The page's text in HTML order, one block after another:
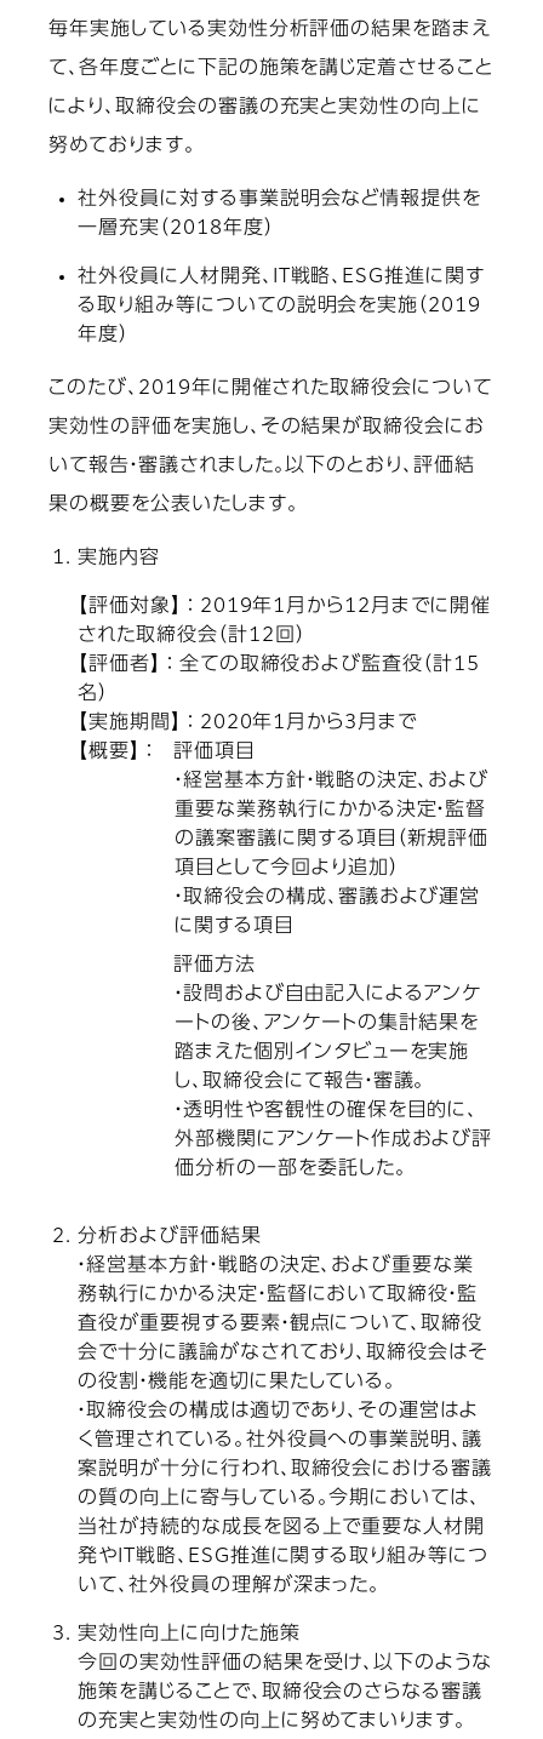
毎年実施している実効性分析評価の結果を踏まえ
て、各年度ごとに下記の施策を講じ定着させること
により、取締役会の審議の充実と実効性の向上に
努めております。
社外役員に対する事業説明会など情報提供を
一層充実（2018年度）
社外役員に人材開発、IT戦略、ESG推進に関す
る取り組み等についての説明会を実施（2019
年度）
このたび、2019年に開催された取締役会について
実効性の評価を実施し、その結果が取締役会にお
いて報告・審議されました。以下のとおり、評価結
果の概要を公表いたします。
実施内容
【評価対象】 ： 2019年1月から12月までに開催
された取締役会（計12回）
【評価者】 ： 全ての取締役および監査役（計15
名）
【実施期間】 ： 2020年1月から3月まで
【概要】 ： 評価項目
・経営基本方針・戦略の決定、および
重要な業務執行にかかる決定・監督
の議案審議に関する項目（新規評価
項目として今回より追加）
・取締役会の構成、審議および運営
に関する項目
評価方法
・設問および自由記入によるアンケ
ートの後、アンケートの集計結果を
踏まえた個別インタビューを実施
し、取締役会にて報告・審議。
・透明性や客観性の確保を目的に、
外部機関にアンケート作成および評
価分析の一部を委託した。
分析および評価結果
・経営基本方針・戦略の決定、および重要な業
務執行にかかる決定・監督において取締役・監
査役が重要視する要素・観点について、取締役
会で十分に議論がなされており、取締役会はそ
の役割・機能を適切に果たしている。
・取締役会の構成は適切であり、その運営はよ
く管理されている。社外役員への事業説明、議
案説明が十分に行われ、取締役会における審議
の質の向上に寄与している。今期においては、
当社が持続的な成長を図る上で重要な人材開
発やIT戦略、ESG推進に関する取り組み等につ
いて、社外役員の理解が深まった。
実効性向上に向けた施策
今回の実効性評価の結果を受け、以下のような
施策を講じることで、取締役会のさらなる審議
の充実と実効性の向上に努めてまいります。